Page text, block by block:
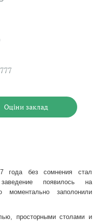
Оцiни заклад
года без сомнения стал
появилось на
моментально заполонили
просторными столами и